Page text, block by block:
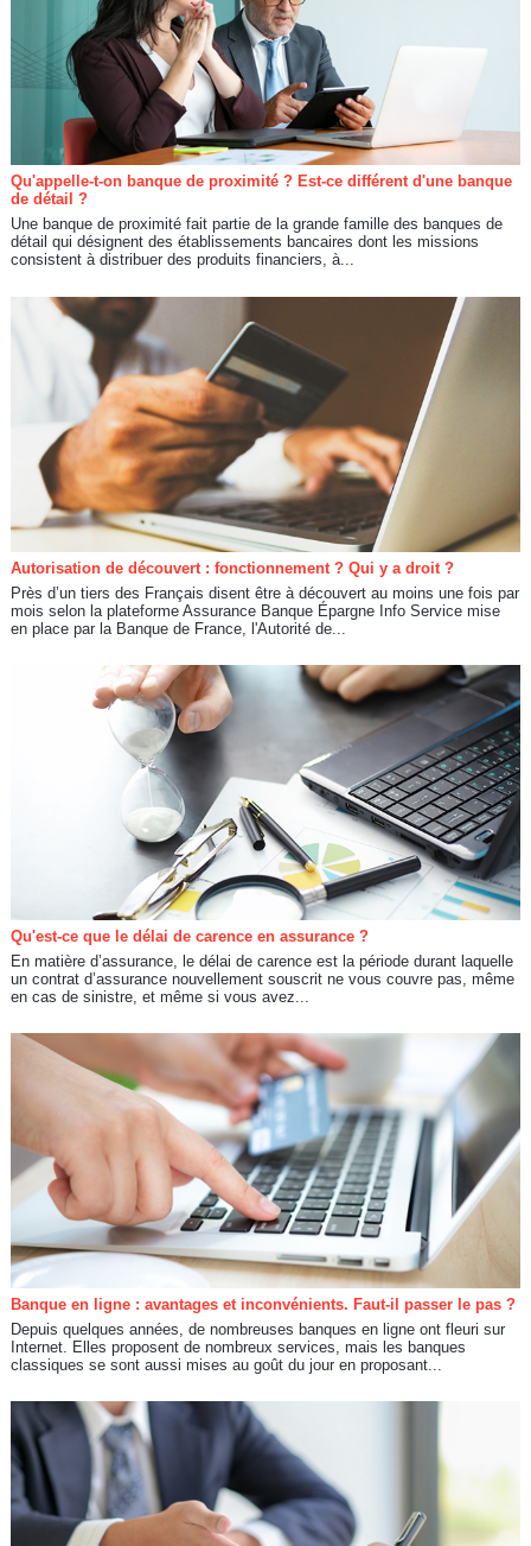
Qu'appelle-t-on banque de proximité ? Est-ce différent d'une banque
de détail ?
Une banque de proximité fait partie de la grande famille des banques de
détail qui désignent des établissements bancaires dont les missions
consistent à distribuer des produits financiers, à...
Autorisation de découvert : fonctionnement ? Qui y a droit ?
Près d’un tiers des Français disent être à découvert au moins une fois par
mois selon la plateforme Assurance Banque Épargne Info Service mise
en place par la Banque de France, l'Autorité de...
Qu'est-ce que le délai de carence en assurance ?
En matière d’assurance, le délai de carence est la période durant laquelle
un contrat d’assurance nouvellement souscrit ne vous couvre pas, même
en cas de sinistre, et même si vous avez...
Banque en ligne : avantages et inconvénients. Faut-il passer le pas ?
Depuis quelques années, de nombreuses banques en ligne ont fleuri sur
Internet. Elles proposent de nombreux services, mais les banques
classiques se sont aussi mises au goût du jour en proposant...